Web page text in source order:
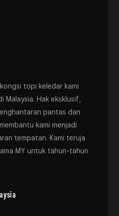
topi keledar kami
Malaysia. Hak eksklusif,
pantas dan
kami menjadi
tempatan. Kami teruja
MY untuk tahun-tahun